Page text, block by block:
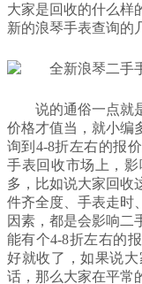
大家是回收的什么样
新的浪琴手表查询的
说的通俗一点就
价格才值当，就小编
询到4-8折左右的报
手表回收市场上，
多，比如说大家回收
件齐全度、手表走时
因素，都是会影响二
能有个4-8折左右的
好就收了，如果说
话，那么大家在平常